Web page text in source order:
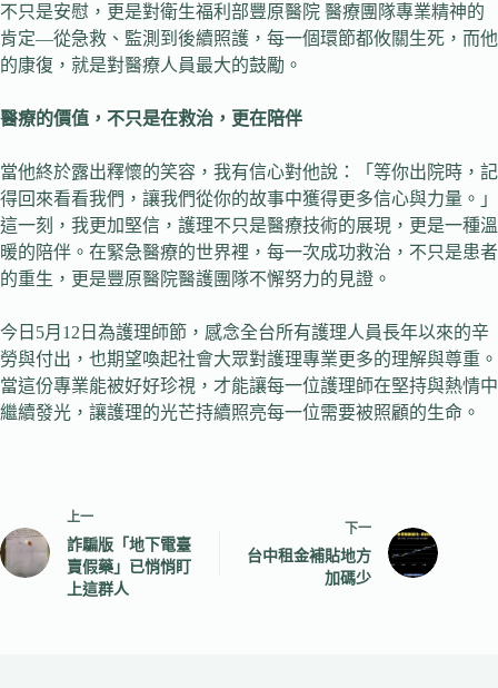
不只是安慰，更是對衛生福利部豐原醫院 醫療團隊專業精神的
肯定—從急救、監測到後續照護，每一個環節都攸關生死，而他
的康復，就是對醫療人員最大的鼓勵。
醫療的價值，不只是在救治，更在陪伴
當他終於露出釋懷的笑容，我有信心對他說：「等你出院時，記
得回來看看我們，讓我們從你的故事中獲得更多信心與力量。」
這一刻，我更加堅信，護理不只是醫療技術的展現，更是一種溫
暖的陪伴。在緊急醫療的世界裡，每一次成功救治，不只是患者
的重生，更是豐原醫院醫護團隊不懈努力的見證。
今日5月12日為護理師節，感念全台所有護理人員長年以來的辛
勞與付出，也期望喚起社會大眾對護理專業更多的理解與尊重。
當這份專業能被好好珍視，才能讓每一位護理師在堅持與熱情中
繼續發光，讓護理的光芒持續照亮每一位需要被照顧的生命。
上一
詐騙版「地下電臺
賣假藥」已悄悄盯
上這群人
下一
台中租金補貼地方
加碼少